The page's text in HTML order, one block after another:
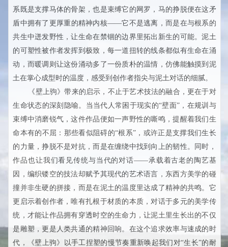
系既是支撑马体的骨架，也是束缚它的网罗，马的挣脱便在这矛
盾中拥有了更厚重的精神内核——它不是逃离，而是在与根系的
共生中迸发野性，让生命在禁锢的边界里拓出新生的可能。泥土
的可塑性被作者发挥到极致，每一道扭转的线条都似有生命在涌
动，而暖调则让这份涌动多了一份质朴的温情，仿佛能触摸到泥
土在掌心成型时的温度，感受到创作者指尖与泥土对话的细腻。
《壁上驹》带来的启示，不止于艺术技法的融合，更在于对
生命状态的深刻隐喻。当当代人常困于现实的“壁面”，在规训与
束缚中消磨锐气，这件作品便如一声野性的嘶鸣，提醒着我们生
命本有的不屈：那些看似阻碍的“根系”，或许正是支撑我们生长
的力量，挣脱不是对抗，而是在缠绕中找到向上的韧性。同时，
作品也让我们看见传统与当代的对话——承载着古老的陶艺基
因，编织镂空的技法却赋予其现代的艺术语言，东西方美学的碰
撞并非生硬的拼接，而是在泥土的温度里达成了精神的共鸣。它
更启示着创作者，唯有扎根于材质的本质，对话于多元的美学传
统，才能让作品拥有穿透时空的生命力，让泥土里生长出的不仅
是雕塑，更是人类共通的精神回响。在这个追求效率与速成的时
代，《壁上驹》以手工捏塑的慢节奏重新唤起我们对“生长”的耐